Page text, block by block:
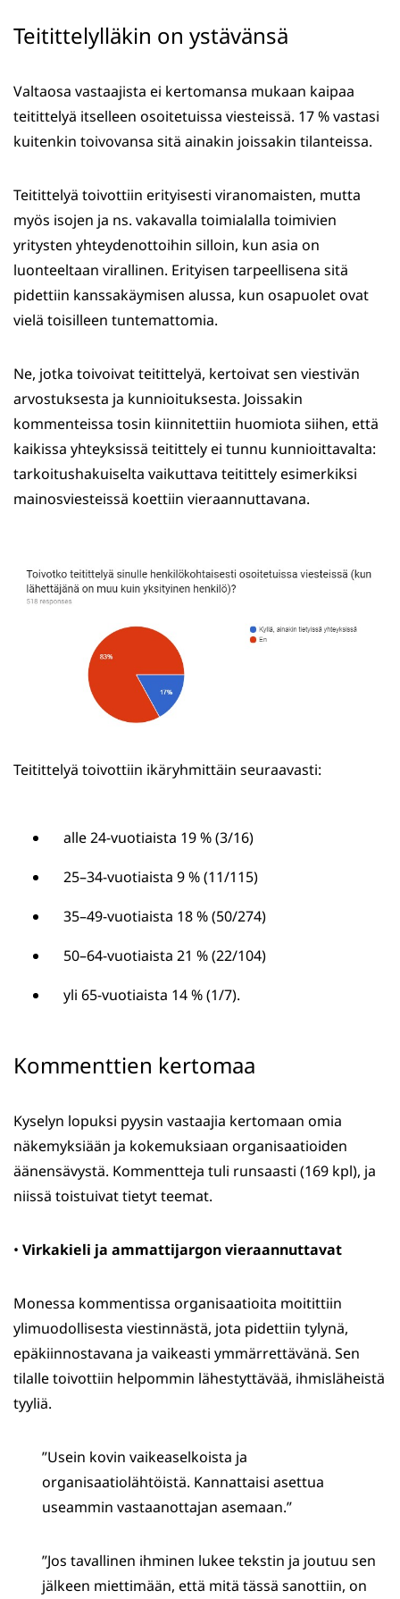
Teitittelylläkin on ystävänsä
Valtaosa vastaajista ei kertomansa mukaan kaipaa
teitittelyä itselleen osoitetuissa viesteissä. 17 % vastasi
kuitenkin toivovansa sitä ainakin joissakin tilanteissa.
Teitittelyä toivottiin erityisesti viranomaisten, mutta
myös isojen ja ns. vakavalla toimialalla toimivien
yritysten yhteydenottoihin silloin, kun asia on
luonteeltaan virallinen. Erityisen tarpeellisena sitä
pidettiin kanssakäymisen alussa, kun osapuolet ovat
vielä toisilleen tuntemattomia.
Ne, jotka toivoivat teitittelyä, kertoivat sen viestivän
arvostuksesta ja kunnioituksesta. Joissakin
kommenteissa tosin kiinnitettiin huomiota siihen, että
kaikissa yhteyksissä teitittely ei tunnu kunnioittavalta:
tarkoitushakuiselta vaikuttava teitittely esimerkiksi
mainosviesteissä koettiin vieraannuttavana.
Teitittelyä toivottiin ikäryhmittäin seuraavasti:
alle 24-vuotiaista 19 % (3/16)
25–34-vuotiaista 9 % (11/115)
35–49-vuotiaista 18 % (50/274)
50–64-vuotiaista 21 % (22/104)
yli 65-vuotiaista 14 % (1/7).
Kommenttien kertomaa
Kyselyn lopuksi pyysin vastaajia kertomaan omia
näkemyksiään ja kokemuksiaan organisaatioiden
äänensävystä. Kommentteja tuli runsaasti (169 kpl), ja
niissä toistuivat tietyt teemat.
• Virkakieli ja ammattijargon vieraannuttavat
Monessa kommentissa organisaatioita moitittiin
ylimuodollisesta viestinnästä, jota pidettiin tylynä,
epäkiinnostavana ja vaikeasti ymmärrettävänä. Sen
tilalle toivottiin helpommin lähestyttävää, ihmisläheistä
tyyliä.
”Usein kovin vaikeaselkoista ja
organisaatiolähtöistä. Kannattaisi asettua
useammin vastaanottajan asemaan.”
”Jos tavallinen ihminen lukee tekstin ja joutuu sen
jälkeen miettimään, että mitä tässä sanottiin, on